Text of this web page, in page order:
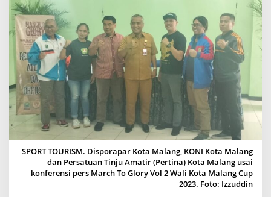
O
T
A
M
A
L
A
G
S
N
G
T
E
SPORT TOURISM. Disporapar Kota Malang, KONI Kota Malang
dan Persatuan Tinju Amatir (Pertina) Kota Malang usai
konferensi pers March To Glory Vol 2 Wali Kota Malang Cup
2023. Foto: Izzuddin